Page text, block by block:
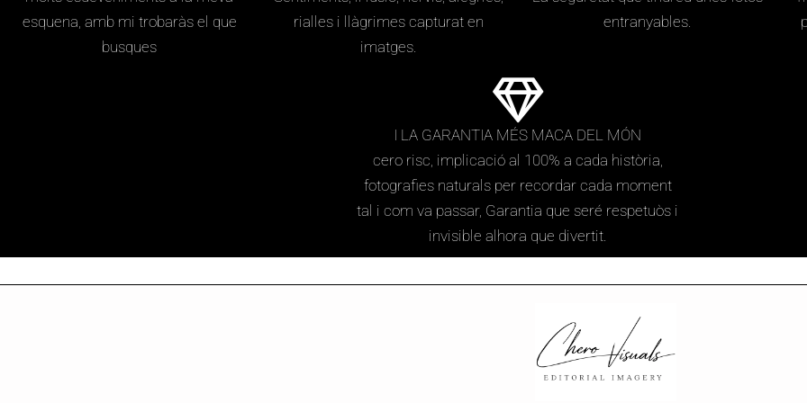
esquena, amb mi trobaràs el que
busques
rialles i llàgrimes capturat en
imatges.
entranyables.
I LA GARANTIA MÉS MACA DEL MÓN
cero risc, implicació al 100% a cada història,
fotografies naturals per recordar cada moment
tal i com va passar, Garantia que seré respetuòs i
invisible alhora que divertit.